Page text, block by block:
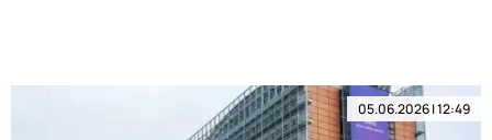
05.06.2026 | 12:49